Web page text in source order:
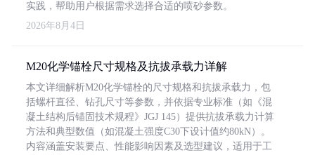
实践，帮助用户根据需求选择合适的喷砂参数。
2026年8月4日
M20化学锚栓尺寸规格及抗拔承载力详解
本文详细解析M20化学锚栓的尺寸规格和抗拔承载力，包
括螺杆直径、钻孔尺寸等参数，并依据专业标准（如《混
凝土结构后锚固技术规程》JGJ 145）提供抗拔承载力计算
方法和典型数值（如混凝土强度C30下设计值约80kN）。
内容涵盖安装要点、性能影响因素及选型建议，适用于工